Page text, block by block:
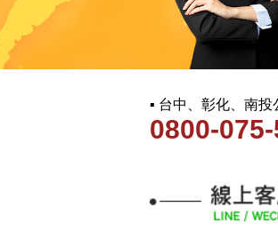
▪ 台中、彰化、南投
0800-